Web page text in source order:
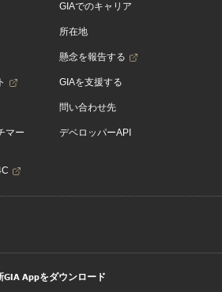
マー
GIAでのキャリア
所在地
懸念を報告する
GIAを支援する
問い合わせ先
デベロッパーAPI
GIA Appをダウンロード